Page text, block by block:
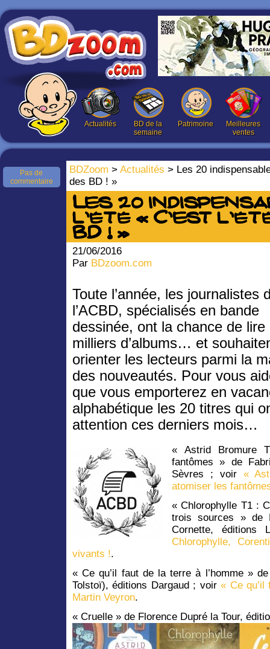
Actualités
BD de la
semaine
Patrimoine
Meilleures
ventes
BDZoom > Actualités > Les 20
des BD ! »
Pas de
commentaire
Les 20
l’été « C’est
BD ! »
21/06/2016
Par BDzoom.com
Toute l’année, les journalistes
l’ACBD, spécialisés en bande
dessinée, ont la chance de lire
milliers d’albums… et
orienter les lecteurs parmi la
des nouveautés. Pour vous
que vous emporterez en
alphabétique les 20 titres qui
attention ces derniers mois…
« Astrid Bromure
fantômes » de
Sèvres ; voir «
atomiser les
« Chlorophylle T1 :
trois sources » de
Cornette,
Chlorophylle,
vivants !.
« Ce qu’il faut de la terre à l’homme »
Tolstoï), éditions Dargaud ; voir« Ce qu’il
Martin Veyron.
« Cruelle » de Florence Dupré la Tour,